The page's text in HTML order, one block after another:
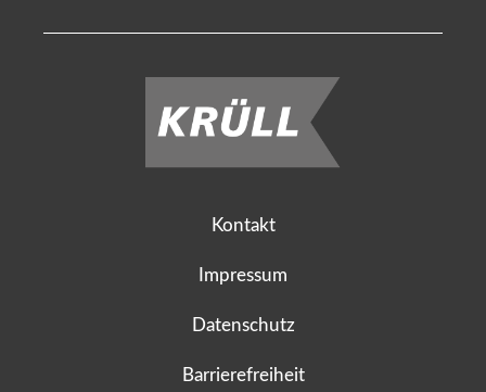
Kontakt
Impressum
Datenschutz
Barrierefreiheit